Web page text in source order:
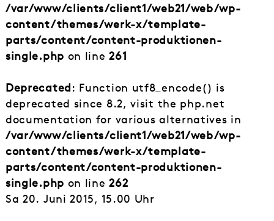
/var/www/clients/client1/web21/web/wp-
content/themes/werk-x/template-
parts/content/content-produktionen-
single.php on line261
Deprecated: Function utf8_encode() is
deprecated since 8.2, visit the php.net
documentation for various alternatives in
/var/www/clients/client1/web21/web/wp-
content/themes/werk-x/template-
parts/content/content-produktionen-
single.php on line262
Sa 20. Juni 2015, 15.00 Uhr